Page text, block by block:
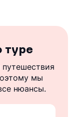
туре
мы
нюансы.
Ваше